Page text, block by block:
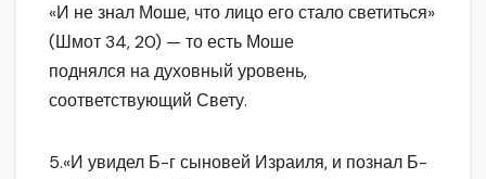
«И не знал Моше, что лицо его стало светиться»
(Шмот 34, 20) — то есть Моше
поднялся на духовный уровень,
соответствующий Свету.
5.«И увидел Б-г сыновей Израиля, и познал Б-